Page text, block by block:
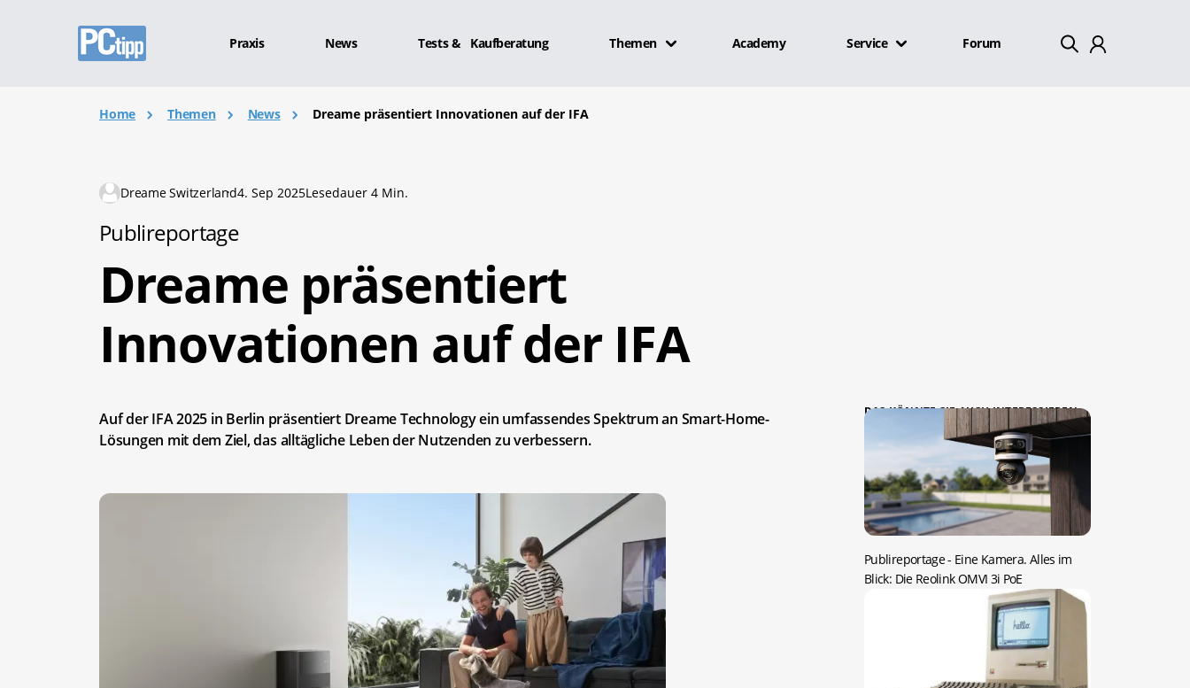
Praxis News Tests & Kaufberatung Themen Academy Service Forum
Home Themen News Dreame präsentiert Innovationen auf der IFA
Dreame Switzerland4. Sep 2025Lesedauer 4 Min.
Publireportage
Dreame präsentiert
Innovationen auf der IFA
Auf der IFA 2025 in Berlin präsentiert Dreame Technology ein umfassendes Spektrum an Smart-Home-
Lösungen mit dem Ziel, das alltägliche Leben der Nutzenden zu verbessern.
DAS KÖNNTE SIE AUCH INTERESSIEREN:
Publireportage - Eine Kamera. Alles im
Blick: Die Reolink OMVI 3i PoE